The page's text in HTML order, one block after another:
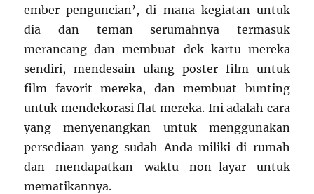
ember penguncian’, di mana kegiatan untuk
dia dan teman serumahnya termasuk
merancang dan membuat dek kartu mereka
sendiri, mendesain ulang poster film untuk
film favorit mereka, dan membuat bunting
untuk mendekorasi flat mereka. Ini adalah cara
yang menyenangkan untuk menggunakan
persediaan yang sudah Anda miliki di rumah
dan mendapatkan waktu non-layar untuk
mematikannya.